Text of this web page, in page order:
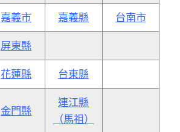
嘉義市 嘉義縣 台南市
屏東縣
花蓮縣 台東縣
金門縣
連江縣
（馬祖）